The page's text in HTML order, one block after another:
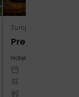
Turcja / Riwiera
Prestige
Hotel:
Warszawa -